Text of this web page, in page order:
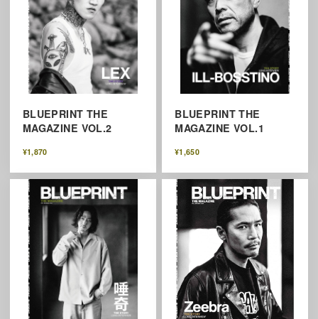
BLUEPRINT THE
MAGAZINE VOL.2
¥1,870
BLUEPRINT THE
MAGAZINE VOL.1
¥1,650